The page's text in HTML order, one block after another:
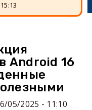
Android 16
05/2025 - 11:10